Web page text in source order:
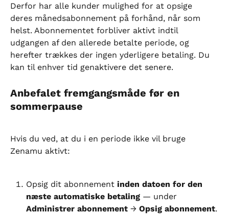
Derfor har alle kunder mulighed for at opsige
deres månedsabonnement på forhånd, når som
helst. Abonnementet forbliver aktivt indtil
udgangen af den allerede betalte periode, og
herefter trækkes der ingen yderligere betaling. Du
kan til enhver tid genaktivere det senere.
Anbefalet fremgangsmåde før en
sommerpause
Hvis du ved, at du i en periode ikke vil bruge
Zenamu aktivt:
Opsig dit abonnement inden datoen for den
næste automatiske betaling — under
Administrer abonnement → Opsig abonnement.